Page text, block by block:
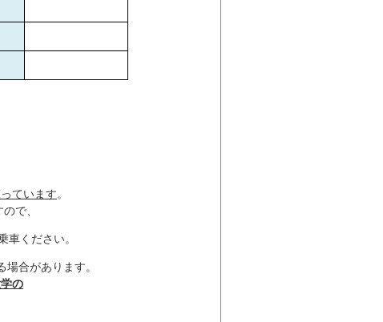
ています。
で、
車ください。
合があります。
の